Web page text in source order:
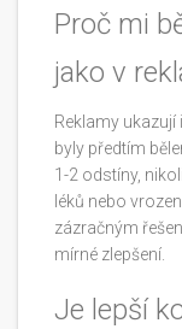
Proč mi
jako v
Reklamy ukazují
byly předtím
1-2 odstíny,
léků nebo
zázračným
mírné zlepšení.
Je lepší